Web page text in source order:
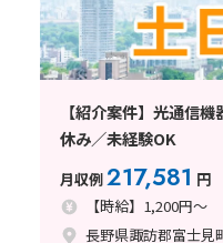
【紹介案件】光通信
休み／未経験OK
月収例217,581 円
【時給】1,200円～
長野県諏訪郡富士見